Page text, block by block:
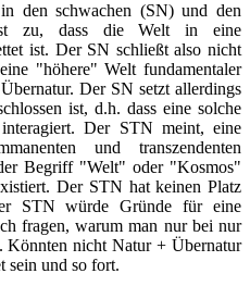
den schwachen (SN) und den
zu, dass die Welt in eine
ist. Der SN schließt also nicht
"höhere" Welt fundamentaler
Der SN setzt allerdings
ist, d.h. dass eine solche
Der STN meint, eine
und transzendenten
Begriff "Welt" oder "Kosmos"
Der STN hat keinen Platz
STN würde Gründe für eine
fragen, warum man nur bei nur
Könnten nicht Natur + Übernatur
sein und so fort.